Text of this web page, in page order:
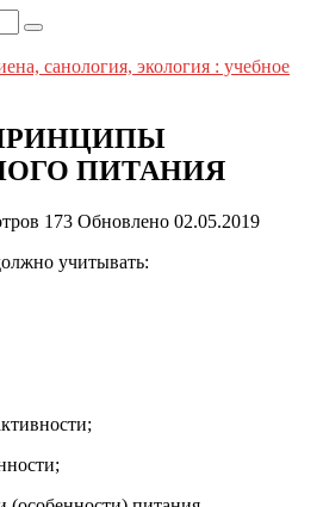
санология, экология : учебное
ПИТАНИЯ
173 Обновлено 02.05.2019
учитывать: